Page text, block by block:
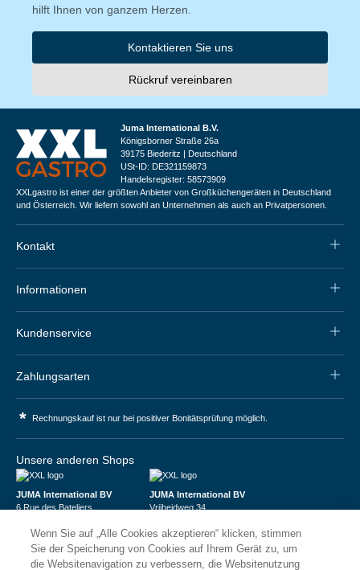
hilft Ihnen von ganzem Herzen.
Kontaktieren Sie uns
Rückruf vereinbaren
Juma International B.V.
Königsborner Straße 26a
39175 Biederitz | Deutschland
USt-ID: DE321159873
Handelsregister: 58573909
XXLgastro ist einer der größten Anbieter von Großküchengeräten in Deutschland
und Österreich. Wir liefern sowohl an Unternehmen als auch an Privatpersonen.
Kontakt
Informationen
Kundenservice
Zahlungsarten
* Rechnungskauf ist nur bei positiver Bonitätsprüfung möglich.
Unsere anderen Shops
JUMA International BV
6 Rue des Bateliers
Numéro de TVA : FR59815313275
Numéro Siren : 815313275
JUMA International BV
Vrijheidweg 34
BTW: NL853095048B01
K.V.K.: 58573909
Wenn Sie auf „Alle Cookies akzeptieren“ klicken, stimmen
Sie der Speicherung von Cookies auf Ihrem Gerät zu, um
die Websitenavigation zu verbessern, die Websitenutzung